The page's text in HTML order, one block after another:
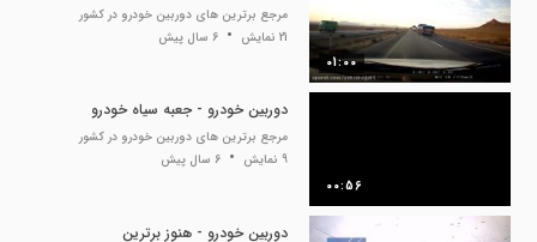
01:00
مرجع برترین های دوربین خودرو در کشور
21 نمایش
6 سال پیش
00:56
دوربین خودرو - جعبه سیاه خودرو
مرجع برترین های دوربین خودرو در کشور
9 نمایش
6 سال پیش
دوربین خودرو - هنوز برترین